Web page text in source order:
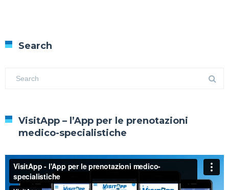
Search
VisitApp – l’App per le prenotazioni
medico-specialistiche